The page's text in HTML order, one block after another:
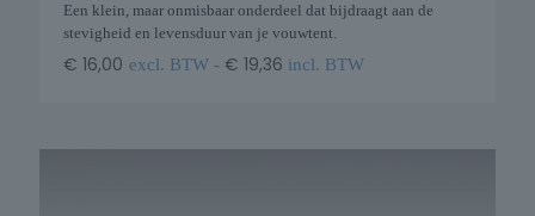
Een klein, maar onmisbaar onderdeel dat bijdraagt aan de
stevigheid en levensduur van je vouwtent.
€ 16,00 excl. BTW - € 19,36 incl. BTW